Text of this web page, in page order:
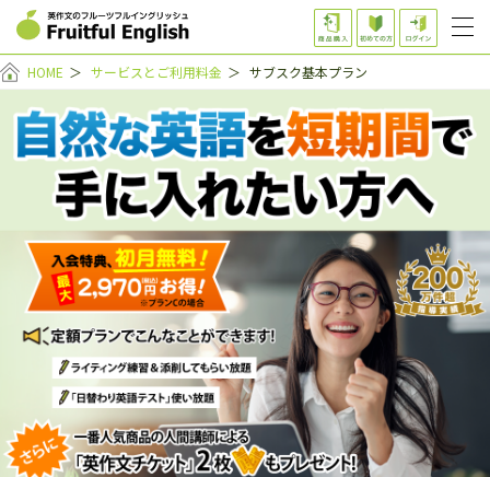
HOME ＞ サービスとご利用料金 ＞ サブスク基本プラン